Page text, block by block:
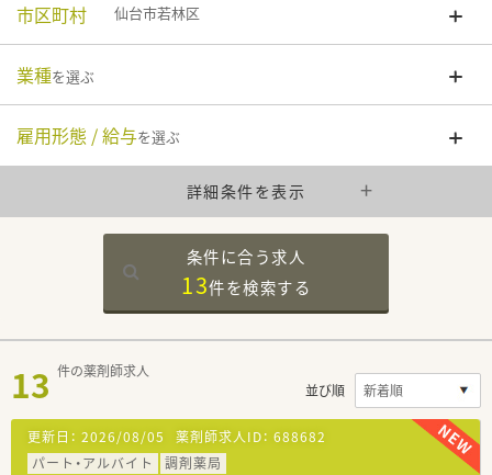
市区町村 仙台市若林区
業種を選ぶ
雇用形態 / 給与を選ぶ
詳細条件を表示
条件に合う求人
13件を検索する
13 件の薬剤師求人
並び順
更新日： 2026/08/05 薬剤師求人ID： 688682
パート・アルバイト
調剤薬局